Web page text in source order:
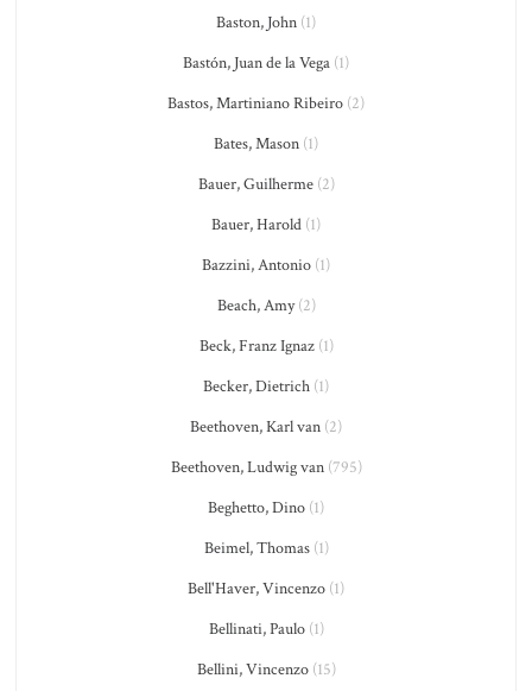
Baston, John (1)
Bastón, Juan de la Vega (1)
Bastos, Martiniano Ribeiro (2)
Bates, Mason (1)
Bauer, Guilherme(2)
Bauer, Harold (1)
Bazzini, Antonio (1)
Beach, Amy(2)
Beck, Franz Ignaz(1)
Becker, Dietrich (1)
Beethoven, Karl van (2)
Beethoven, Ludwig van(795)
Beghetto, Dino (1)
Beimel, Thomas(1)
Bell'Haver, Vincenzo (1)
Bellinati, Paulo(1)
Bellini, Vincenzo(15)